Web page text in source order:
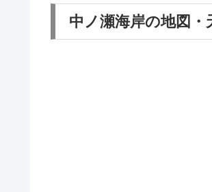
中ノ瀬海岸の地図・